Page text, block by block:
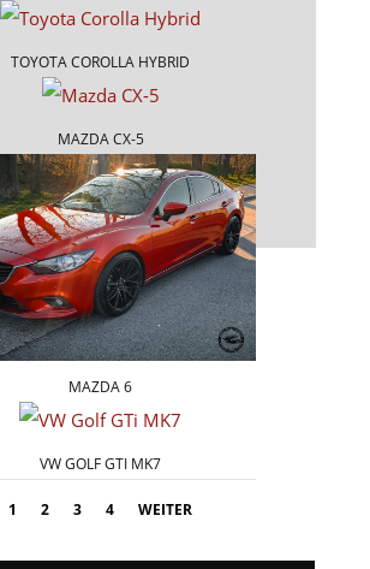
TOYOTA COROLLA HYBRID
MAZDA CX-5
MAZDA 6
VW GOLF GTI MK7
1 2 3 4 WEITER